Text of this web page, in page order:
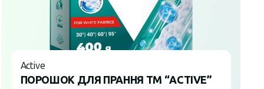
Active
ПОРОШОК ДЛЯ ПРАННЯ ТМ “ACTIVE”